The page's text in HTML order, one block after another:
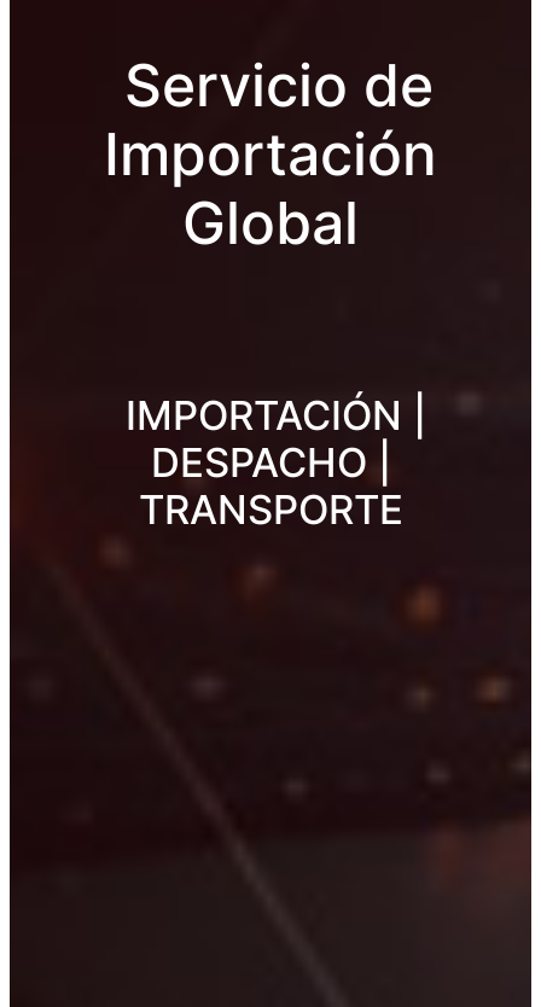
Servicio de
Importación
Global
IMPORTACIÓN |
DESPACHO |
TRANSPORTE